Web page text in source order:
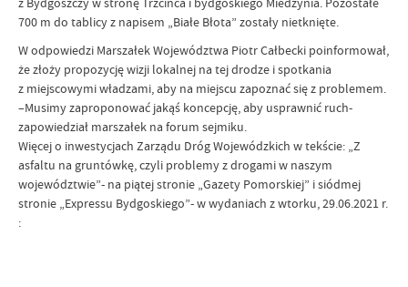
700 m do tablicy z napisem „Białe Błota” zostały nietknięte.
W odpowiedzi Marszałek Województwa Piotr Całbecki poinformował,
że złoży propozycję wizji lokalnej na tej drodze i spotkania
z miejscowymi władzami, aby na miejscu zapoznać się z problemem.
–Musimy zaproponować jakąś koncepcję, aby usprawnić ruch-
zapowiedział marszałek na forum sejmiku.
Więcej o inwestycjach Zarządu Dróg Wojewódzkich w tekście: „Z
asfaltu na gruntówkę, czyli problemy z drogami w naszym
województwie”- na piątej stronie „Gazety Pomorskiej” i siódmej
stronie „Expressu Bydgoskiego”- w wydaniach z wtorku, 29.06.2021 r.
: